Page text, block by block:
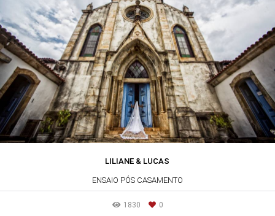
LILIANE & LUCAS
ENSAIO PÓS CASAMENTO
1830 0